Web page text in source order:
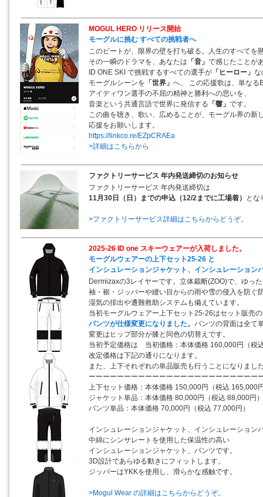
MOGUL HERO リリース開始
モーグルに挑む すべての挑戦者へ
このビートが、限界の壁を打ち破る。人生のすべてを
その一瞬のドラマを、あなたは 「音」で感じたことが
ID ONE SKI で挑戦するすべての選手が 「ヒーロー」な
モーグルシーンを 「世界」へ、 この応援歌は、単なる
アイディワン選手の不屈の精神と勝利への思いを、
音楽という共通言語で世界に発信する 「響」です。
この曲を聴き、歌い、広めることが、モーグル界の新
応援をお願いします。
https://linkco.re/EZpCRAEa
>詳細はこちらから
ファクトリーサービス 年内発送締切のお知らせ
ファクトリーサービス 年内発送締切は
11月30日（日）までの申込（12/2までに工場着）
とな
>ファクトリーサービス詳細はこちらからどうぞ。
2025-26 ID one スキーウェアーが入荷しました。
モーグルウェアーの上下セット25-26 と
インシュレーションジャケット、インシュレーション
Dermizaxの3レイヤーです。立体裁断(ZOO)で、ゆっ
袖・裾・ジッパーや縫い目からの雨や雪の侵入を防ぐ
湿気の排出や遭難救助システムも備えています。
当初モーグルウェアー上下セット25-26はセット販売
パンツが仕様変更になりました。パンツの背面は全て
変更はヒップ部分が膝と同色の切替えです。
当初予定価格は 当初価格：本体価格 160,000円（税
改定価格は下記の通りになります。
また、上下それぞれの単品販売も行うことになりまし
ーーーーーーーーーーーーーーーーーーーーーーーー
上下セット価格：本体価格 150,000円（税込 165,000
ジャケット単品：本体価格 80,000円（税込 88,000円
パンツ単品：本体価格 70,000円（税込 77,000円）
インシュレーションジャケット、インシュレーション
中綿にシンサレートを使用した保温性の高い
インシュレーションジャケット、パンツです。
3D設計であらゆる動きにフィットします。
ジッパーはYKKを使用し、滑らかな感触です。
>Mogul Wear の詳細はこちらからどうぞ。